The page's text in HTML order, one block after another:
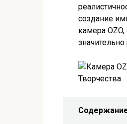
создание
камера